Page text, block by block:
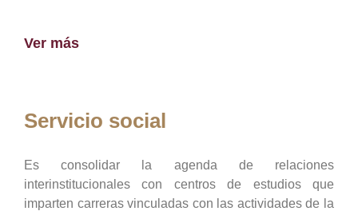
Ver más
Servicio social
Es consolidar la agenda de relaciones
interinstitucionales con centros de estudios que
imparten carreras vinculadas con las actividades de la